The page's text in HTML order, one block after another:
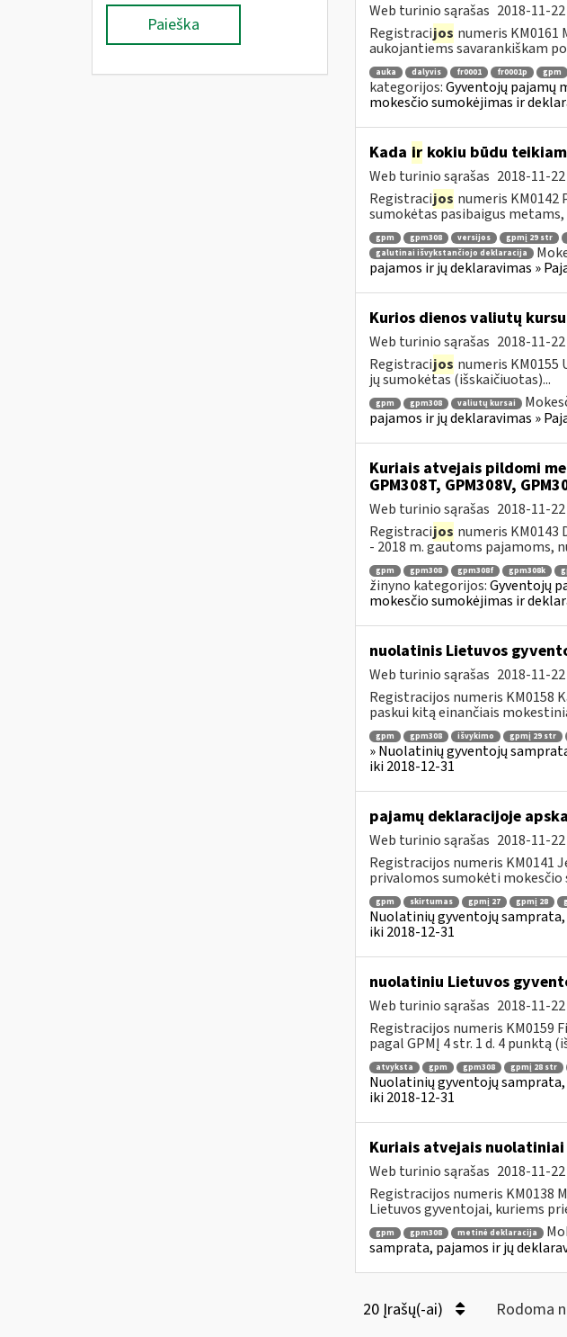
Paieška
Web turinio sąrašas 2018-11-22
Registracijos numeris KM0161
aukojantiems savarankiškam
auka dalyvis fr0001 fr0001p gpm
kategorijos:Gyventojų pajamų
mokesčio sumokėjimas ir
Kada irkokiu būdu
Web turinio sąrašas 2018-11-22
Registracijos numeris
sumokėtas pasibaigus metams,
gpm gpm308 versijos gpmį 29 str
galutinai išvykstančiojo deklaracija
pajamos ir jų deklaravimas »
Kurios dienos valiutų
Web turinio sąrašas 2018-11-22
Registracijos numeris
jų sumokėtas (išskaičiuotas)...
gpm gpm308 valiutų kursai
pajamos ir jų deklaravimas »
Kuriais atvejais pildomi
GPM308T, GPM308V,
Web turinio sąrašas 2018-11-22
Registracijos numeris KM0143
- 2018 m. gautoms pajamoms,
gpm gpm308 gpm308f gpm308k
žinyno kategorijos:Gyventojų
mokesčio sumokėjimas ir
nuolatinis Lietuvos
Web turinio sąrašas 2018-11-22
Registracijos numeris KM0158
paskui kitą einančiais
gpm gpm308 išvykimo gpmį 29 str
» Nuolatinių gyventojų
iki 2018-12-31
pajamų deklaracijoje
Web turinio sąrašas 2018-11-22
Registracijos numeris KM0141
privalomos sumokėti mokesčio
gpm skirtumas gpmį 27 gpmį 28
Nuolatinių gyventojų samprata,
iki 2018-12-31
nuolatiniu Lietuvos
Web turinio sąrašas 2018-11-22
Registracijos numeris KM0159
pagal GPMĮ 4 str. 1 d. 4 punktą
atvyksta gpm gpm308 gpmį 28 str
Nuolatinių gyventojų samprata,
iki 2018-12-31
Kuriais atvejais
Web turinio sąrašas 2018-11-22
Registracijos numeris KM0138
Lietuvos gyventojai, kuriems
gpm gpm308 metinė deklaracija
samprata, pajamos ir jų
20 Įrašų(-ai) Rodoma